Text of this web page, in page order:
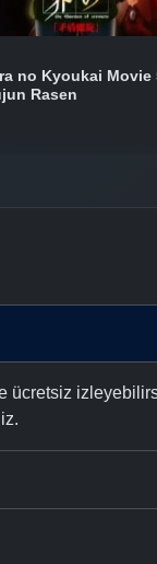
no Kyoukai Movie
Rasen
ücretsiz